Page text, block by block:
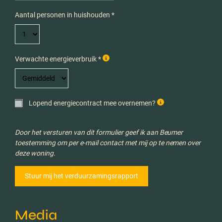
Aantal personen in huishouden *
Verwachte energieverbruik *
Lopend energiecontract mee overnemen?
Door het versturen van dit formulier geef ik aan Beumer
toestemming om per e-mail contact met mij op te nemen over
deze woning.
Media